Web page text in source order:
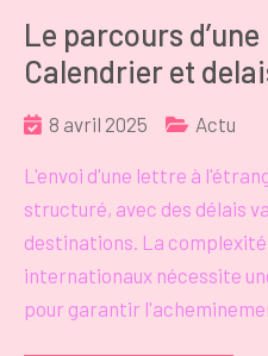
Le parcours
Calendrier et
8 avril 2025 Actu
L'envoi d'une lettre à
structuré, avec des délais
destinations. La
internationaux nécessite
pour garantir